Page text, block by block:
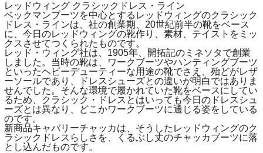
レッドウィング クラシックドレス・ライン
ベックマンブーツを中心とするレッドウィングのクラシック
ドレス・ラインは、社の創業期、20世紀前半の靴をベース
に、今日のレッドウィングの靴作り、素材、テイストをミッ
クスさせてつくられたものです。
レッド・ウィング社は、1905年、開拓記のミネソタで創業
しました。当時の靴は、ワークブーツやハンティングブーツ
といったヘビーデューティーな用途の靴でさえ、殆どがレザ
ーソールであり、ドレスシューズとの違いが明白ではありま
せんでした。そんな環境で履かれていた靴をベースにしてい
るため、クラシック・ドレスとはいっても今日のドレスシュ
ーズとは異なり、どこかワークブーツに通じる姿をしている
のです。
新商品キャバリーチャッカは、そうしたレッドウィングのク
ラシックドレスらしさを、くるぶし丈のチャッカブーツに落
とし込んだものです。